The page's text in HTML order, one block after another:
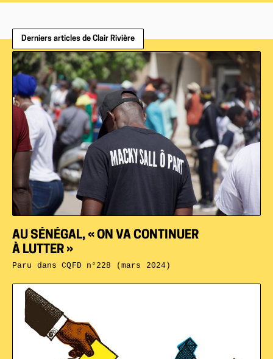
Derniers articles de Clair Rivière
AU SÉNÉGAL, « ON VA CONTINUER
À LUTTER »
Paru dansCQFD n°228 (mars 2024)